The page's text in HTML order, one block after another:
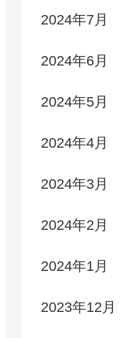
2024年7月
2024年6月
2024年5月
2024年4月
2024年3月
2024年2月
2024年1月
2023年12月